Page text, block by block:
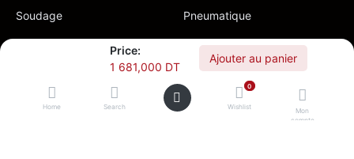
Price:
1 681,000 DT
Ajouter au panier
Home Search
0
Wishlist
Mon
compte
Soudage
Pneumatique
Accueil
À propos